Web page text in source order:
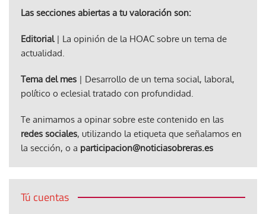
Las secciones abiertas a tu valoración son:
Editorial| La opinión de la HOAC sobre un tema de
actualidad.
Tema del mes | Desarrollo de un tema social, laboral,
político o eclesial tratado con profundidad.
Te animamos a opinar sobre este contenido en las
redes sociales, utilizando la etiqueta que señalamos en
la sección, o a participacion@noticiasobreras.es
Tú cuentas